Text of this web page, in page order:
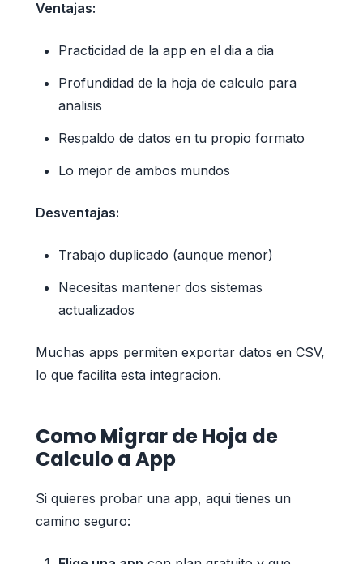
Ventajas:
Practicidad de la app en el dia a dia
Profundidad de la hoja de calculo para
analisis
Respaldo de datos en tu propio formato
Lo mejor de ambos mundos
Desventajas:
Trabajo duplicado (aunque menor)
Necesitas mantener dos sistemas
actualizados
Muchas apps permiten exportar datos en CSV,
lo que facilita esta integracion.
Como Migrar de Hoja de
Calculo a App
Si quieres probar una app, aqui tienes un
camino seguro: